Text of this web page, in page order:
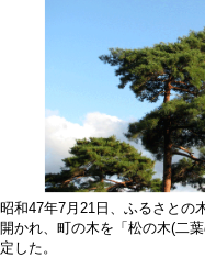
昭和47年7月21日、ふるさとの
開かれ、町の木を「松の木(二
定した。